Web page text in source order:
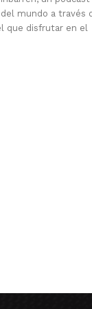
mundo a través
que disfrutar en el